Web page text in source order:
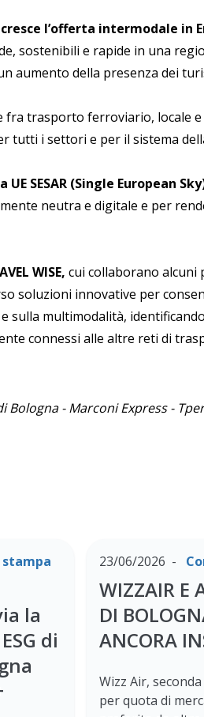
cresce l’offerta intermodale in
sostenibili e rapide in una
aumento della presenza dei
fra trasporto ferroviario, locale
tutti i settori e per il sistema
SESAR (Single European
neutra e digitale e per
WISE, cui collaborano alcuni
soluzioni innovative per
multimodalità,
connessi alle altre reti di
- Marconi Express -
la
di
23/06/2026
WIZZAIR E
DI
ANCORA
Wizz Air,
per quota di